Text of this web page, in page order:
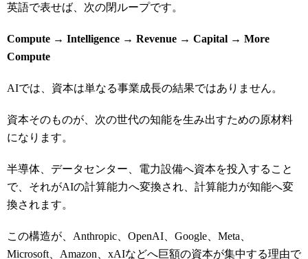
英語で表せば、次の閉ループです。
Compute → Intelligence → Revenue → Capital → More
Compute
AIでは、資本は単なる事業成長の結果ではありません。
資本そのものが、次の世代の知能を生み出すための原材料
になります。
半導体、データセンター、電力設備へ資本を投入すること
で、それがAIの計算能力へ変換され、計算能力が知能へ変
換されます。
この構造が、Anthropic、OpenAI、Google、Meta、
Microsoft、Amazon、xAIなどへ巨額の資本が集中する理由で